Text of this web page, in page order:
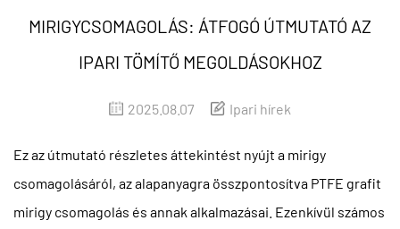
MIRIGYCSOMAGOLÁS: ÁTFOGÓ ÚTMUTATÓ AZ
IPARI TÖMÍTŐ MEGOLDÁSOKHOZ
2025.08.07 Ipari hírek
Ez az útmutató részletes áttekintést nyújt a mirigy
csomagolásáról, az alapanyagra összpontosítva PTFE grafit
mirigy csomagolás és annak alkalmazásai. Ezenkívül számos